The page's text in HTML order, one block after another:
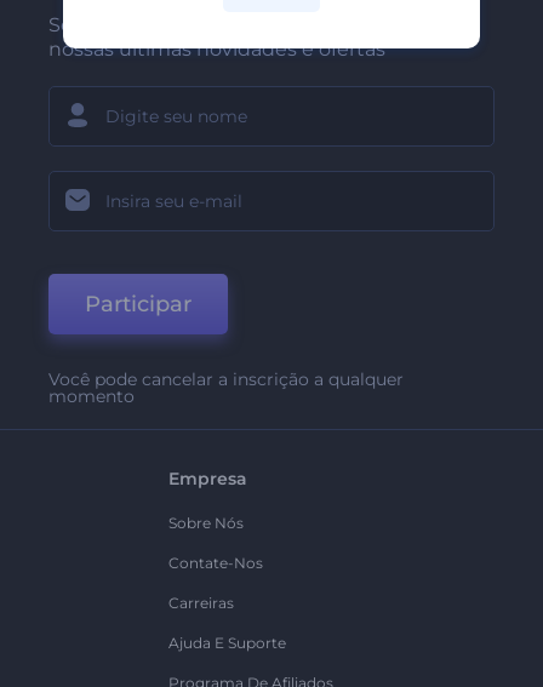
Seja um dos primeiros a receber
nossas últimas novidades e ofertas
Participar
Você pode cancelar a inscrição a qualquer
momento
Empresa
Sobre Nós
Contate-Nos
Carreiras
Ajuda E Suporte
Programa De Afiliados